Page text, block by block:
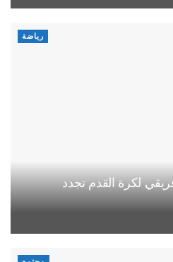
رياضة
لكرة القدم تجدد